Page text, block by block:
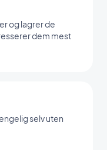
og lagrer de
dem mest
selv uten